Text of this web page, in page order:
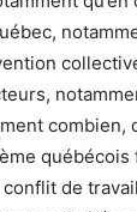
combien,
de